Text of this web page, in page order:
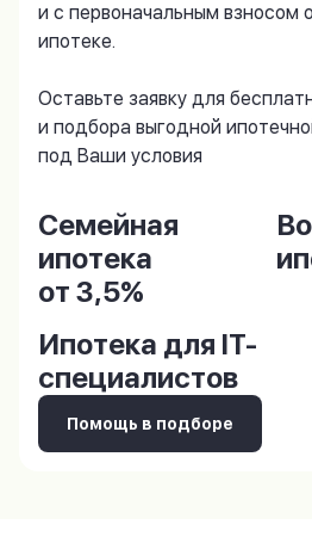
и с первоначальным взносом
ипотеке.
Оставьте заявку для
и подбора выгодной
под Ваши условия
Семейная
ипотека
от 3,5%
Ипотека для IT-
специалистов
Помощь в подборе